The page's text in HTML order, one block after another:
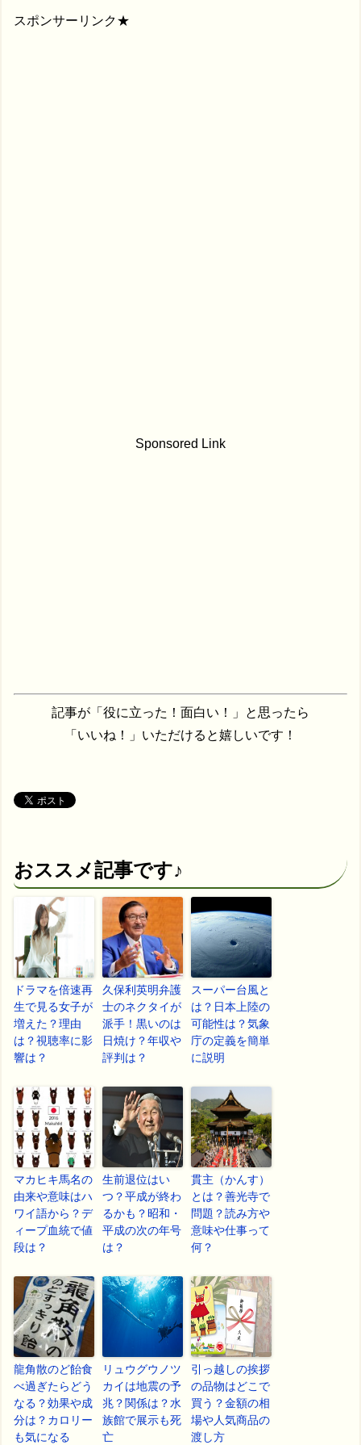
スポンサーリンク★
Sponsored Link
記事が「役に立った！面白い！」と思ったら
「いいね！」いただけると嬉しいです！
おススメ記事です♪
ドラマを倍速再
生で見る女子が
増えた？理由
は？視聴率に影
響は？
久保利英明弁護
士のネクタイが
派手！黒いのは
日焼け？年収や
評判は？
スーパー台風と
は？日本上陸の
可能性は？気象
庁の定義を簡単
に説明
マカヒキ馬名の
由来や意味はハ
ワイ語から？デ
ィープ血統で値
段は？
生前退位はい
つ？平成が終わ
るかも？昭和・
平成の次の年号
は？
貫主（かんす）
とは？善光寺で
問題？読み方や
意味や仕事って
何？
龍角散のど飴食
べ過ぎたらどう
なる？効果や成
分は？カロリー
も気になる
リュウグウノツ
カイは地震の予
兆？関係は？水
族館で展示も死
亡
引っ越しの挨拶
の品物はどこで
買う？金額の相
場や人気商品の
渡し方